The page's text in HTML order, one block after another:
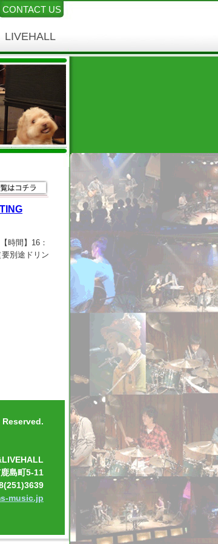
CONTACT US
LIVEHALL
時間】16：
別途ドリン
Reserved.
島町5-11
music.jp